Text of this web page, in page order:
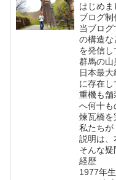
はじめま
ブログ制
当ブロ
の構造な
を発信し
群馬の山
日本最
に存在し
重機も舗
へ何十も
煉瓦橋を
私たちが
説明は、
そんな疑
経歴
1977年